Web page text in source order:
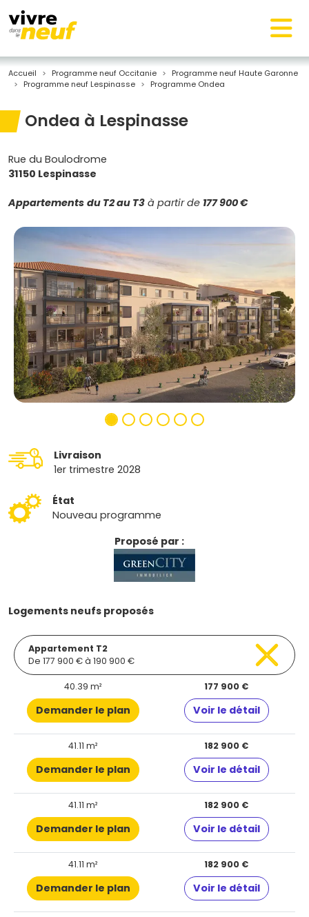
Accueil Programme neuf Occitanie
Programme neuf Haute Garonne
Programme neuf Lespinasse
Programme Ondea
Ondea à Lespinasse
Rue du Boulodrome
31150 Lespinasse
Appartements du T2 au T3 à partir de 177 900 €
Livraison
1er trimestre 2028
État
Nouveau programme
Proposé par :
Logements neufs proposés
Appartement T2
De 177 900 € à 190 900 €
40.39 m² 177 900 €
Demander le plan Voir le détail
41.11 m² 182 900 €
Demander le plan Voir le détail
41.11 m² 182 900 €
Demander le plan Voir le détail
41.11 m² 182 900 €
Demander le plan Voir le détail